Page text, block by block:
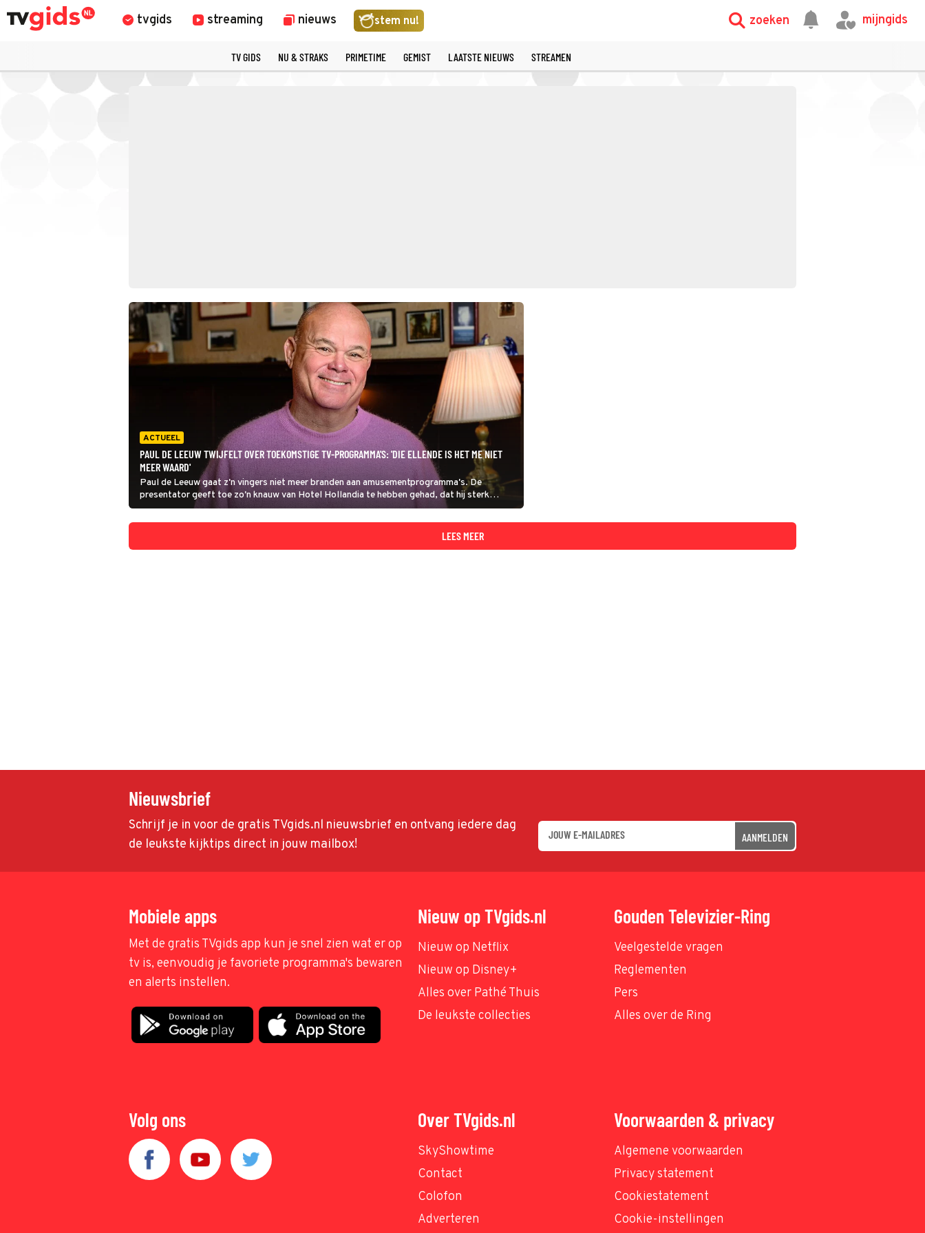
tvgids streaming nieuws stem nu! zoeken mijngids
TV GIDS NU & STRAKS PRIMETIME GEMIST LAATSTE NIEUWS STREAMEN
ACTUEEL
PAUL DE LEEUW TWIJFELT OVER TOEKOMSTIGE TV-PROGRAMMA'S: 'DIE ELLENDE IS HET ME NIET
MEER WAARD'
Paul de Leeuw gaat z'n vingers niet meer branden aan amusementprogramma's. De
presentator geeft toe zo'n knauw van Hotel Hollandia te hebben gehad, dat hij sterk
twijfelt over zijn terugkeer op tv.
LEES MEER
Nieuwsbrief
Schrijf je in voor de gratis TVgids.nl nieuwsbrief en ontvang iedere dag
de leukste kijktips direct in jouw mailbox!
AANMELDEN
Mobiele apps
Met de gratis TVgids app kun je snel zien wat er op
tv is, eenvoudig je favoriete programma's bewaren
en alerts instellen.
Nieuw op TVgids.nl
Nieuw op Netflix
Nieuw op Disney+
Alles over Pathé Thuis
De leukste collecties
Gouden Televizier-Ring
Veelgestelde vragen
Reglementen
Pers
Alles over de Ring
Volg ons Over TVgids.nl
SkyShowtime
Contact
Colofon
Adverteren
Voorwaarden & privacy
Algemene voorwaarden
Privacy statement
Cookiestatement
Cookie-instellingen